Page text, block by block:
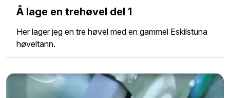
Å lage en trehøvel del 1
Her lager jeg en tre høvel med en gammel Eskilstuna
høveltann.